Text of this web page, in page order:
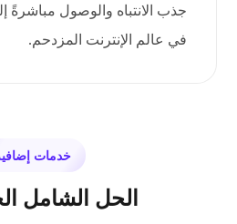
جذب الانتباه والوصول مباشرةً
في عالم الإنترنت المزدحم.
خدمات
الحل الشامل